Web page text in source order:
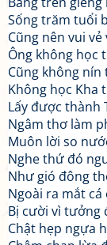
Sống trăm tuổi
Cũng nên vui
Ông không học
Cũng không
Không học Kha
Lấy được thành
Ngâm thơ làm
Muôn lời so
Nghe thứ đó
Như gió đông
Ngoài ra mắt cá
Bị cười vì tưởng
Chật hẹp ngựa